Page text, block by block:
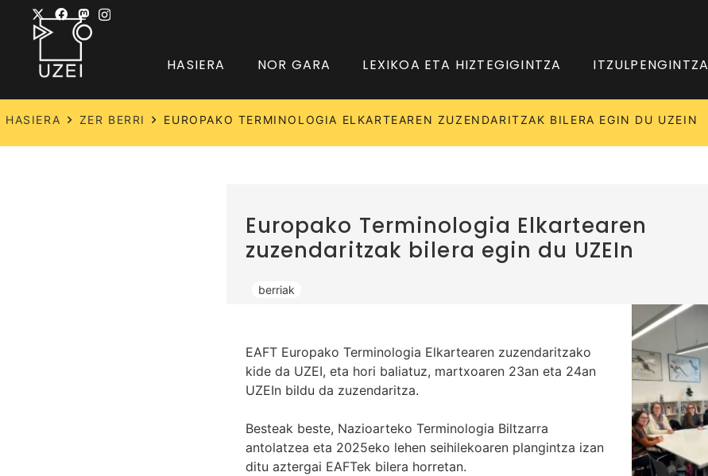
HASIERA NOR GARA LEXIKOA ETA HIZTEGIGINTZA ITZULPENGINTZA
HASIERA ZER BERRI EUROPAKO TERMINOLOGIA ELKARTEAREN ZUZENDARITZAK BILERA EGIN DU UZEIN
Europako Terminologia Elkartearen
zuzendaritzak bilera egin du UZEIn
berriak
EAFT Europako Terminologia Elkartearen zuzendaritzako
kide da UZEI, eta hori baliatuz, martxoaren 23an eta 24an
UZEIn bildu da zuzendaritza.
Besteak beste, Nazioarteko Terminologia Biltzarra
antolatzea eta 2025eko lehen seihilekoaren plangintza izan
ditu aztergai EAFTek bilera horretan.